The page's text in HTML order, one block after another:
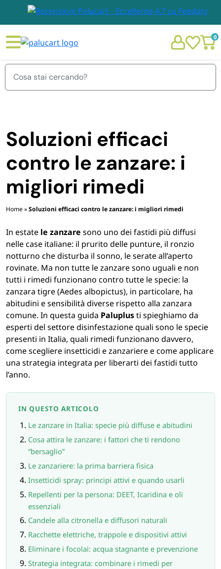
0
STOVIGLIE E TOVAGLIOLI
IMBALLAGGIO E CANCELLERIA
IGIENE E PULIZIA
CASA E PERSONA
FERRAMENTA E LINEA AUTO
PERSONA E MEDICALI
AVVOLGENTI E CONTENITORI ALIMENTARI
FORNITURE SETTORE HO.RE.CA
BIODEGRADABILE
Chi siamo
Personalizzazione Monouso
Soluzioni efficaci
contro le zanzare: i
migliori rimedi
Home»Soluzioni efficaci contro le zanzare: i migliori rimedi
In estate le zanzare sono uno dei fastidi più diffusi
nelle case italiane: il prurito delle punture, il ronzio
notturno che disturba il sonno, le serate all’aperto
rovinate. Ma non tutte le zanzare sono uguali e non
tutti i rimedi funzionano contro tutte le specie: la
zanzara tigre (Aedes albopictus), in particolare, ha
abitudini e sensibilità diverse rispetto alla zanzara
comune. In questa guida Paluplusti spieghiamo da
esperti del settore disinfestazione quali sono le specie
presenti in Italia, quali rimedi funzionano davvero,
come scegliere insetticidi e zanzariere e come applicare
una strategia integrata per liberarti dei fastidi tutto
l’anno.
IN QUESTO ARTICOLO
Le zanzare in Italia: specie più diffuse e abitudini
Cosa attira le zanzare: i fattori che ti rendono
“bersaglio”
Le zanzariere: la prima barriera fisica
Insetticidi spray: principi attivi e quando usarli
Repellenti per la persona: DEET, Icaridina e oli
essenziali
Candele alla citronella e diffusori naturali
Racchette elettriche, trappole e dispositivi attivi
Eliminare i focolai: acqua stagnante e prevenzione
Strategia integrata: combinare i rimedi per